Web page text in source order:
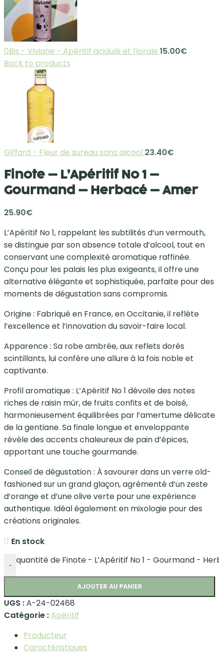
0Bis - Viviane - Apéritif acidulé et florale 15.00€
Back to products
Giffard - Fleur de sureau sans alcool 23.40€
Finote – L’Apéritif No 1 –
Gourmand – Herbacé – Amer
25.90€
L’Apéritif No 1, rappelant les subtilités d’un vermouth,
se distingue par son absence totale d’alcool, tout en
conservant une complexité aromatique raffinée.
Conçu pour les palais les plus exigeants, il offre une
alternative élégante et sophistiquée, parfaite pour des
moments de dégustation sans compromis.
Origine : Fabriqué en France, en Occitanie, il reflète
l’excellence et l’innovation du savoir-faire local.
Apparence : Sa robe ambrée, aux reflets dorés
scintillants, lui confère une allure à la fois noble et
captivante.
Profil aromatique : L’Apéritif No 1 dévoile des notes
riches de raisin mûr, de fruits confits et de boisé,
harmonieusement équilibrées par l’amertume délicate
de la gentiane. Sa finale longue et enveloppante
révèle des accents chaleureux de pain d’épices,
apportant une touche gourmande.
Conseil de dégustation : À savourer dans un verre old-
fashioned sur un grand glaçon, agrémenté d’un zeste
d’orange et d’une olive verte pour une expérience
authentique. Idéal également en mixologie pour des
créations originales.
En stock
- quantité de Finote - L’Apéritif No 1 - Gourmand -
AJOUTER AU PANIER
UGS :A-24-02468
Catégorie :Apéritif
Producteur
Caractéristiques